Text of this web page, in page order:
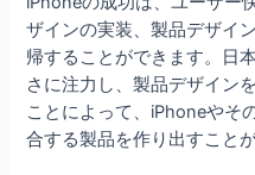
ザインの実装、製品デザイ
帰することができます。日
さに注力し、製品デザイン
ことによって、iPhoneやそ
合する製品を作り出すこと